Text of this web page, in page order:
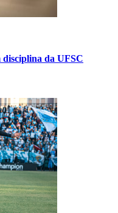
disciplina da UFSC